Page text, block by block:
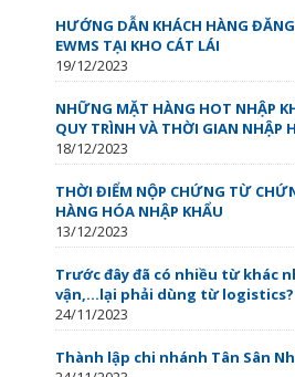
HƯỚNG DẪN KHÁCH HÀNG
EWMS TẠI KHO CÁT LÁI
19/12/2023
NHỮNG MẶT HÀNG HOT NHẬP
QUY TRÌNH VÀ THỜI GIAN NHẬP
18/12/2023
THỜI ĐIỂM NỘP CHỨNG TỪ
HÀNG HÓA NHẬP KHẨU
13/12/2023
Trước đây đã có nhiều từ khác
vận,…lại phải dùng từ logistics?
24/11/2023
Thành lập chi nhánh Tân Sân